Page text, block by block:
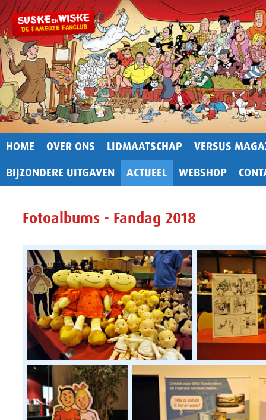
HOME OVER ONS LIDMAATSCHAP
VERSUS
BIJZONDERE UITGAVEN
ACTUEEL WEBSHOP
Fotoalbums - Fandag 2018